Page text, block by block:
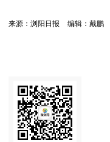
来源：浏阳日报 编辑：戴鹏